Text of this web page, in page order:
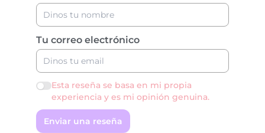
Tu correo electrónico
Esta reseña se basa en mi propia
experiencia y es mi opinión genuina.
Enviar una reseña